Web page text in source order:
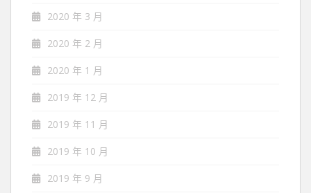
2020 年 3 月
2020 年 2 月
2020 年 1 月
2019 年 12 月
2019 年 11 月
2019 年 10 月
2019 年 9 月